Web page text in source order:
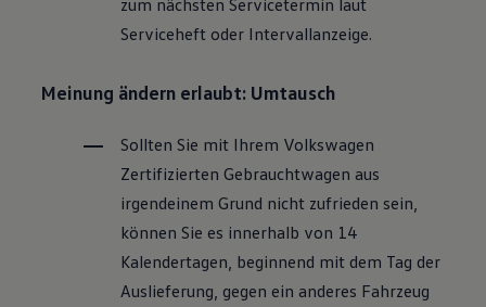
Lifestyle
Elektromobilität
Pannen- und Unfallhilfe
Volkswagen Kundenbetreuung
Serviceheft oder Intervallanzeige.
Meinung ändern erlaubt: Umtausch
Sollten Sie mit Ihrem Volkswagen
Zertifizierten Gebrauchtwagen aus
irgendeinem Grund nicht zufrieden sein,
können Sie es innerhalb von 14
Kalendertagen, beginnend mit dem Tag der
Auslieferung, gegen ein anderes Fahrzeug